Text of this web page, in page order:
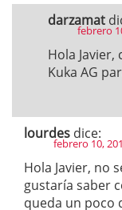
darzamat
febrero
Hola
Kuka AG
lourdes dice:
febrero 10,
Hola Javier, no
gustaría saber
queda un poco